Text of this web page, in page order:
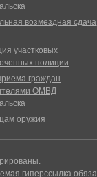
возмездная сдача
участковых
полиции
граждан
ОМВД
оружия
гиперссылка